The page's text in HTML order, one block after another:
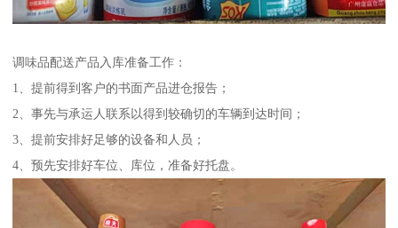
调味品配送产品入库准备工作：
1、提前得到客户的书面产品进仓报告；
2、事先与承运人联系以得到较确切的车辆到达时间；
3、提前安排好足够的设备和人员；
4、预先安排好车位、库位，准备好托盘。